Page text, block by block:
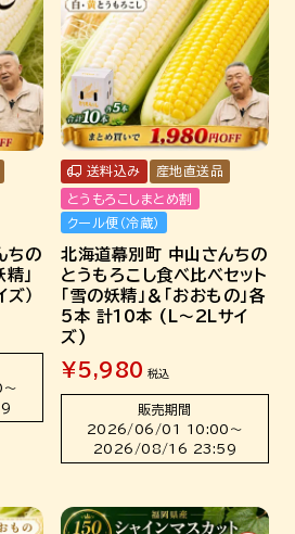
ちの
」
）
〜
北海道幕別町 中山さんちの
とうもろこし食べ比べセット
「雪の妖精」＆「おおもの」各
5本 計10本 (L～2Lサイ
ズ)
送料込み 産地直送品
とうもろこしまとめ割
クール便（冷蔵）
¥ 5,980 税込
販売期間
2026/06/01 10:00 〜
2026/08/16 23:59